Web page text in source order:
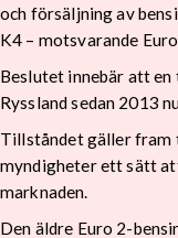
och försäljning av
K4 – motsvarande
Beslutet innebär att
Ryssland sedan 2013
Tillståndet gäller fram
myndigheter ett sätt
marknaden.
Den äldre Euro 2-